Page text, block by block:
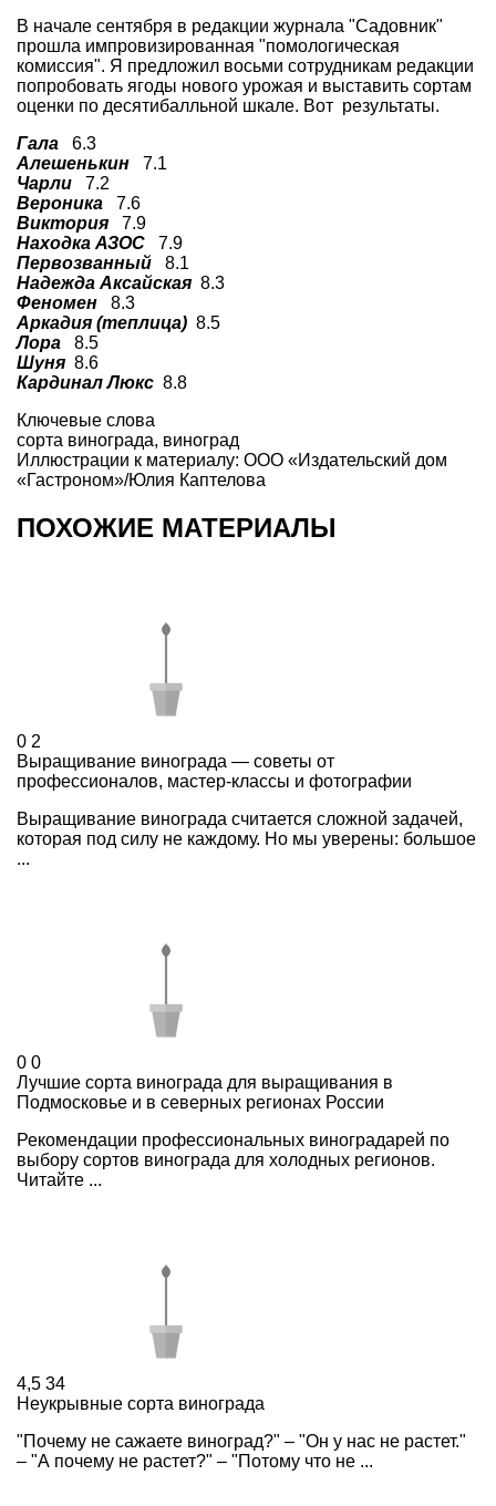
В начале сентября в редакции журнала "Садовник"
прошла импровизированная "помологическая
комиссия". Я предложил восьми сотрудникам редакции
попробовать ягоды нового урожая и выставить сортам
оценки по десятибалльной шкале. Вот результаты.
Гала 6.3
Алешенькин 7.1
Чарли 7.2
Вероника 7.6
Виктория 7.9
Находка АЗОС 7.9
Первозванный 8.1
Надежда Аксайская 8.3
Феномен 8.3
Аркадия (теплица) 8.5
Лора 8.5
Шуня 8.6
Кардинал Люкс 8.8
Ключевые слова
сорта винограда, виноград
Иллюстрации к материалу: ООО «Издательский дом
«Гастроном»/Юлия Каптелова
ПОХОЖИЕ МАТЕРИАЛЫ
0 2
Выращивание винограда — советы от
профессионалов, мастер-классы и фотографии
Выращивание винограда считается сложной задачей,
которая под силу не каждому. Но мы уверены: большое
...
0 0
Лучшие сорта винограда для выращивания в
Подмосковье и в северных регионах России
Рекомендации профессиональных виноградарей по
выбору сортов винограда для холодных регионов.
Читайте ...
4,5 34
Неукрывные сорта винограда
"Почему не сажаете виноград?" – "Он у нас не растет."
– "А почему не растет?" – "Потому что не ...